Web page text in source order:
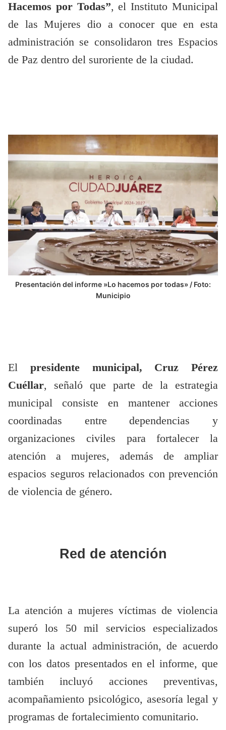
Hacemos por Todas”, el Instituto Municipal
de las Mujeres dio a conocer que en esta
administración se consolidaron tres Espacios
de Paz dentro del suroriente de la ciudad.
Presentación del informe »Lo hacemos por todas» / Foto:
Municipio
El presidente municipal, Cruz Pérez
Cuéllar, señaló que parte de la estrategia
municipal consiste en mantener acciones
coordinadas entre dependencias y
organizaciones civiles para fortalecer la
atención a mujeres, además de ampliar
espacios seguros relacionados con prevención
de violencia de género.
Red de atención
La atención a mujeres víctimas de violencia
superó los 50 mil servicios especializados
durante la actual administración, de acuerdo
con los datos presentados en el informe, que
también incluyó acciones preventivas,
acompañamiento psicológico, asesoría legal y
programas de fortalecimiento comunitario.